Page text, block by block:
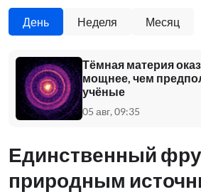
День Неделя Месяц
Тёмная материя
мощнее, чем
учёные
05 авг, 09:35
Единственный
природным